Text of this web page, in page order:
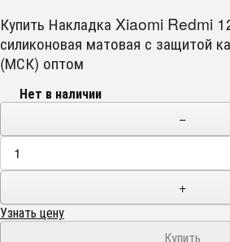
Купить Накладка Xiaomi Redmi
силиконовая матовая с защитой
(МСК) оптом
Нет в наличии
−
+
Узнать цену